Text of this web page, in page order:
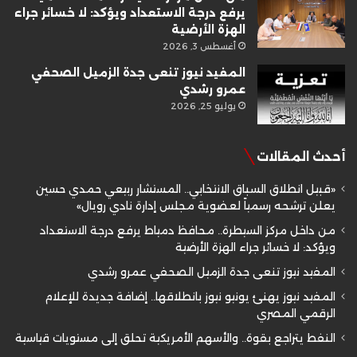
يرفع درجة الاستعداد ويؤكد: لا خسائر جراء
الهزة الأرضية
أغسطس 3, 2026
المفيد نيوز تنعى جدة الزميل الصحفي
عمرو رشدي
يوليو 25, 2026
أحدث المقالات
«قبيل انطلاق السباق الانتخابي.. المستشار ربيعي حمدي حسين
يعلن ترشحه رسمياً لعضوية مجلس إدارة نادي رويال»
من داخل مركز السيطرة.. محافظ دمياط يرفع درجة الاستعداد
ويؤكد: لا خسائر جراء الهزة الأرضية
المفيد نيوز تنعى جدة الزميل الصحفي عمرو رشدي
المفيد نيوز يهنئ يونيو نيوز بانطلاقها.. إضافة جديدة للإعلام
الرقمي المصري
النفط يتراجع بقوة.. والأسهم الأمريكية تحلق إلى مستويات قياسية